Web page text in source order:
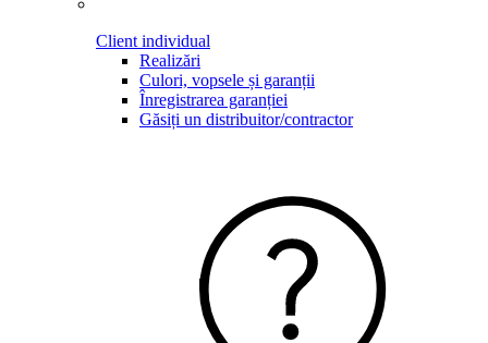
Client individual
Realizări
Culori, vopsele și garanții
Înregistrarea garanției
Găsiți un distribuitor/contractor